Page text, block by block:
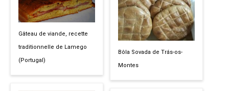
Gâteau de viande, recette
traditionnelle de Lamego
(Portugal)
Bôla Sovada de Trás-os-
Montes